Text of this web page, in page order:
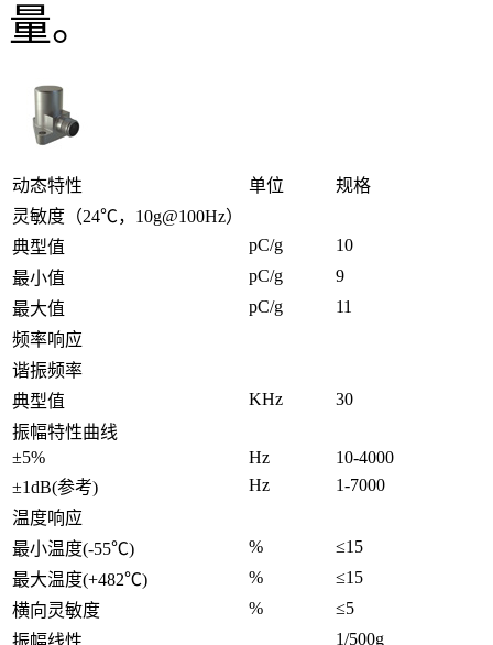
量。
动态特性 单位
规格
灵敏度（24℃，10g@100Hz）
典型值
pC/g
10
最小值
pC/g
9
最大值
pC/g
11
频率响应
谐振频率
典型值
KHz
30
振幅特性曲线
±5%
Hz
10-4000
±1dB(参考)
Hz
1-7000
温度响应
最小温度(-55℃)
%
≤15
最大温度(+482℃)
%
≤15
横向灵敏度
%
≤5
1/500g